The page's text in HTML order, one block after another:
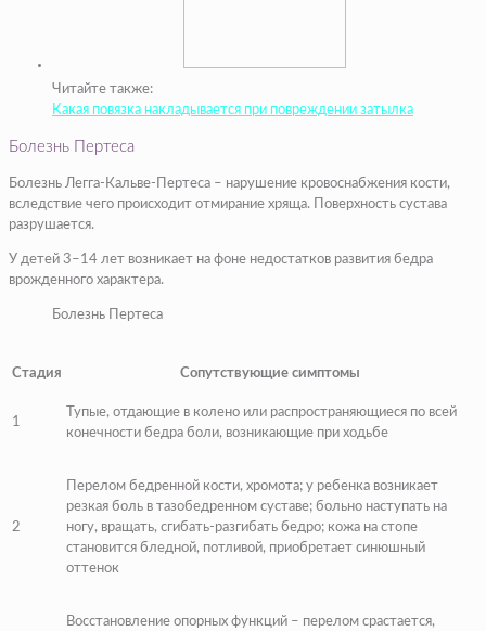
Читайте также:
Какая повязка накладывается при повреждении затылка
Болезнь Пертеса
Болезнь Легга-Кальве-Пертеса – нарушение кровоснабжения кости,
вследствие чего происходит отмирание хряща. Поверхность сустава
разрушается.
У детей 3–14 лет возникает на фоне недостатков развития бедра
врожденного характера.
Болезнь Пертеса
Стадия Сопутствующие симптомы
1
Тупые, отдающие в колено или распространяющиеся по всей
конечности бедра боли, возникающие при ходьбе
2
Перелом бедренной кости, хромота; у ребенка возникает
резкая боль в тазобедренном суставе; больно наступать на
ногу, вращать, сгибать-разгибать бедро; кожа на стопе
становится бледной, потливой, приобретает синюшный
оттенок
Восстановление опорных функций – перелом срастается,